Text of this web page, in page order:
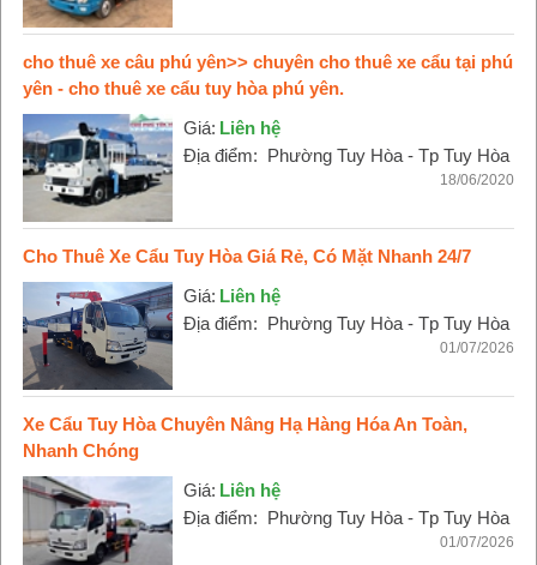
cho thuê xe câu phú yên>> chuyên cho thuê xe cẩu tại phú
yên - cho thuê xe cẩu tuy hòa phú yên.
Giá: Liên hệ
Địa điểm: Phường Tuy Hòa - Tp Tuy Hòa
18/06/2020
Cho Thuê Xe Cẩu Tuy Hòa Giá Rẻ, Có Mặt Nhanh 24/7
Giá: Liên hệ
Địa điểm: Phường Tuy Hòa - Tp Tuy Hòa
01/07/2026
Xe Cẩu Tuy Hòa Chuyên Nâng Hạ Hàng Hóa An Toàn,
Nhanh Chóng
Giá: Liên hệ
Địa điểm: Phường Tuy Hòa - Tp Tuy Hòa
01/07/2026